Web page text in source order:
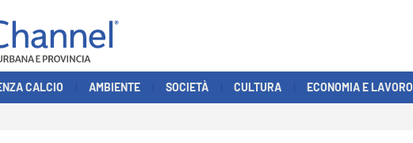
CALCIO AMBIENTE SOCIETÀ CULTURA ECONOMIA E LAVORO